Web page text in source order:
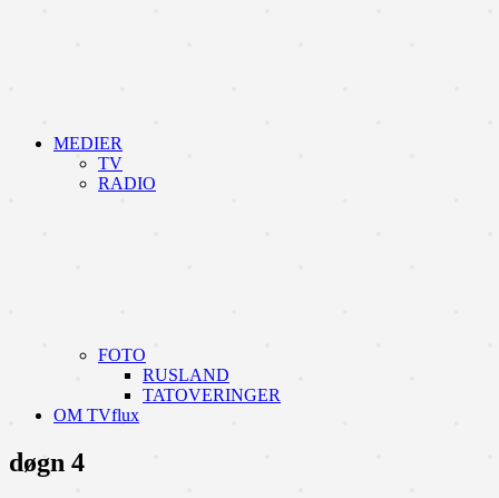
MEDIER
TV
RADIO
FOTO
RUSLAND
TATOVERINGER
OM TVflux
døgn 4